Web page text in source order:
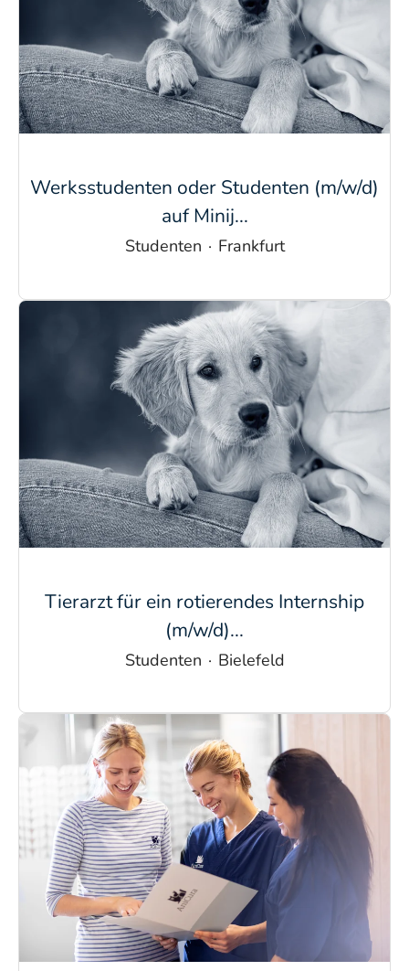
Werksstudenten oder Studenten (m/w/d)
auf Minij...
Studenten · Frankfurt
Tierarzt für ein rotierendes Internship
(m/w/d)...
Studenten · Bielefeld